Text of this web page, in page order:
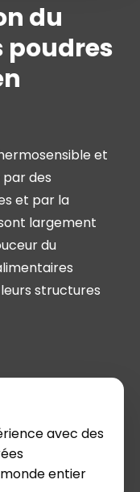
du
poudres
et
des
et par la
largement
du
structures
avec des
entier